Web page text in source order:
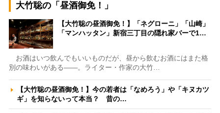
大竹聡の「昼酒御免！」
【大竹聡の昼酒御免！】「ネグローニ」「山崎」
「マンハッタン」新宿三丁目の隠れ家バーで1…
お酒はいつ飲んでもいいものだが、昼から飲むお酒にはまた格
別の味わいがある――。ライター・作家の大竹…
【大竹聡の昼酒御免！】今の若者は「なめろう」や「キヌカツ
ギ」を知らないって本当？ 昔の…